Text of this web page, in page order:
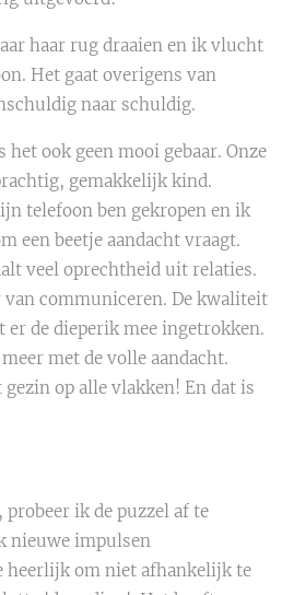
haar rug draaien en ik vlucht
Het gaat overigens van
naar schuldig.
het ook geen mooi gebaar. Onze
gemakkelijk kind.
telefoon ben gekropen en ik
een beetje aandacht vraagt.
veel oprechtheid uit relaties.
communiceren. De kwaliteit
er de dieperik mee ingetrokken.
met de volle aandacht.
op alle vlakken! En dat is
ik de puzzel af te
nieuwe impulsen
om niet afhankelijk te